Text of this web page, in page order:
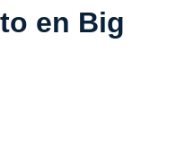
en Big